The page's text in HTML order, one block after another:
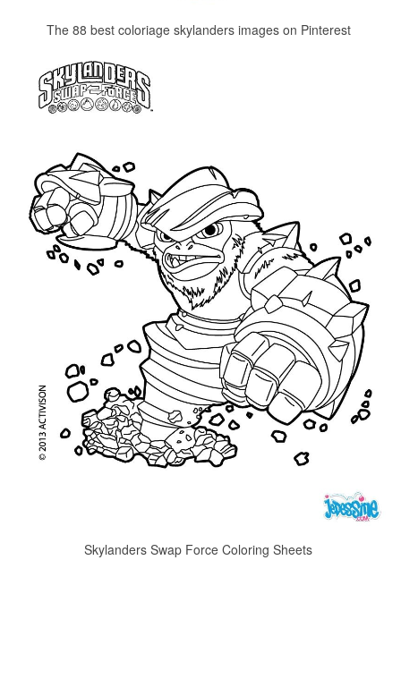
The 88 best coloriage skylanders images on Pinterest
Skylanders Swap Force Coloring Sheets